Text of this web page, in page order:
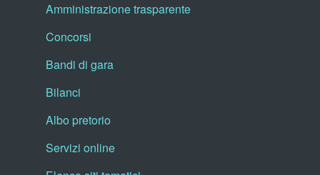
Amministrazione trasparente
Concorsi
Bandi di gara
Bilanci
Albo pretorio
Servizi online